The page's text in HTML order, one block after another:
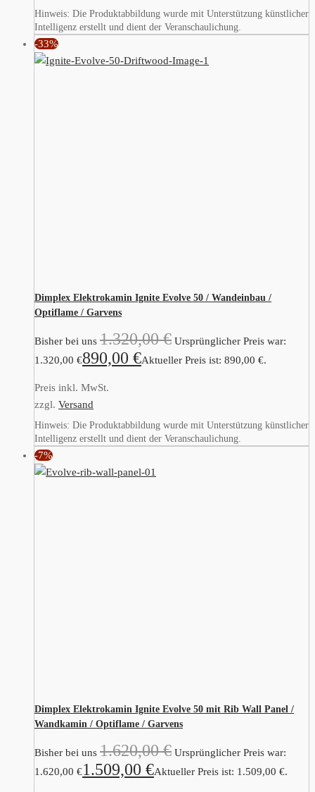
Hinweis: Die Produktabbildung wurde mit Unterstützung künstlicher
Intelligenz erstellt und dient der Veranschaulichung.
-33%
Dimplex Elektrokamin Ignite Evolve 50 / Wandeinbau /
Optiflame / Garvens
Bisher bei uns 1.320,00€ Ursprünglicher Preis war:
1.320,00 €890,00 €Aktueller Preis ist: 890,00 €.
Preis inkl. MwSt.
zzgl. Versand
Hinweis: Die Produktabbildung wurde mit Unterstützung künstlicher
Intelligenz erstellt und dient der Veranschaulichung.
-7%
Dimplex Elektrokamin Ignite Evolve 50 mit Rib Wall Panel /
Wandkamin / Optiflame / Garvens
Bisher bei uns 1.620,00€ Ursprünglicher Preis war:
1.620,00 €1.509,00 €Aktueller Preis ist: 1.509,00 €.